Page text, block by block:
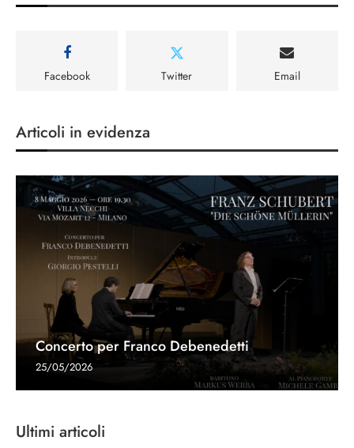
Facebook Twitter Email
Articoli in evidenza
Concerto per Franco Debenedetti
25/05/2026
Ultimi articoli